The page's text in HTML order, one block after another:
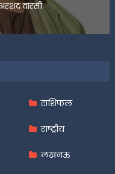
वारसी
राशिफल
राष्ट्रीय
लखनऊ